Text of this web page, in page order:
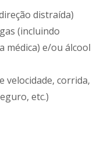
distraída)
(incluindo
médica) e/ou álcool
velocidade, corrida,
etc.)